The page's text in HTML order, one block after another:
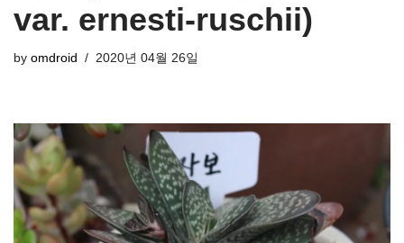
var. ernesti-ruschii)
by omdroid 2020년 04월 26일